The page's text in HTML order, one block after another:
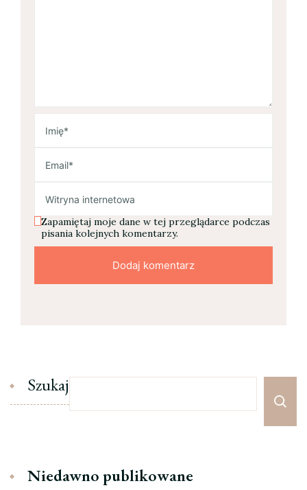
Zapamiętaj moje dane w tej przeglądarce podczas
pisania kolejnych komentarzy.
Szukaj
Niedawno publikowane